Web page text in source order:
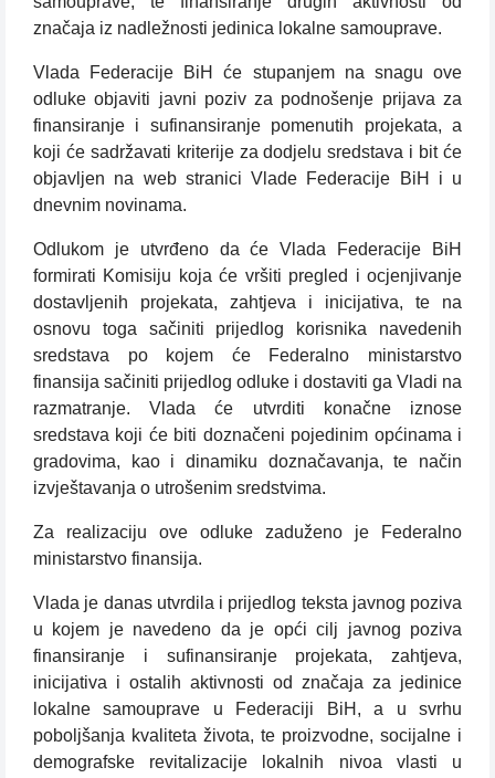
značaja iz nadležnosti jedinica lokalne samouprave.
Vlada Federacije BiH će stupanjem na snagu ove
odluke objaviti javni poziv za podnošenje prijava za
finansiranje i sufinansiranje pomenutih projekata, a
koji će sadržavati kriterije za dodjelu sredstava i bit će
objavljen na web stranici Vlade Federacije BiH i u
dnevnim novinama.
Odlukom je utvrđeno da će Vlada Federacije BiH
formirati Komisiju koja će vršiti pregled i ocjenjivanje
dostavljenih projekata, zahtjeva i inicijativa, te na
osnovu toga sačiniti prijedlog korisnika navedenih
sredstava po kojem će Federalno ministarstvo
finansija sačiniti prijedlog odluke i dostaviti ga Vladi na
razmatranje. Vlada će utvrditi konačne iznose
sredstava koji će biti doznačeni pojedinim općinama i
gradovima, kao i dinamiku doznačavanja, te način
izvještavanja o utrošenim sredstvima.
Za realizaciju ove odluke zaduženo je Federalno
ministarstvo finansija.
Vlada je danas utvrdila i prijedlog teksta javnog poziva
u kojem je navedeno da je opći cilj javnog poziva
finansiranje i sufinansiranje projekata, zahtjeva,
inicijativa i ostalih aktivnosti od značaja za jedinice
lokalne samouprave u Federaciji BiH, a u svrhu
poboljšanja kvaliteta života, te proizvodne, socijalne i
demografske revitalizacije lokalnih nivoa vlasti u